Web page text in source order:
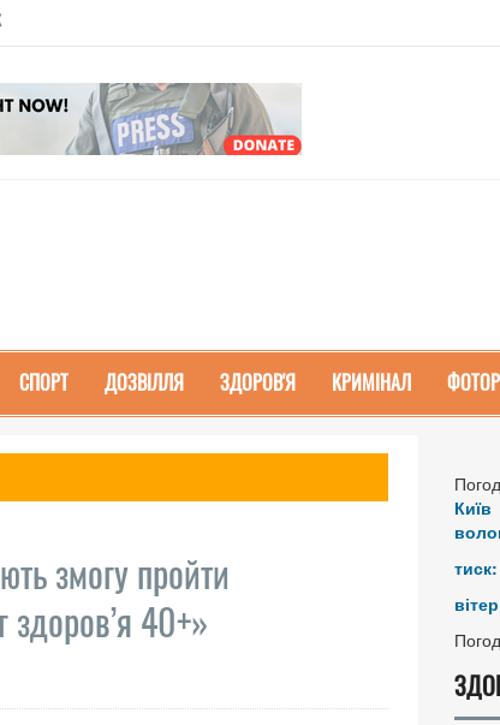
СПОРТ ДОЗВІЛЛЯ ЗДОРОВ'Я КРИМІНАЛ
змогу пройти
40+»
Київ
тиск: